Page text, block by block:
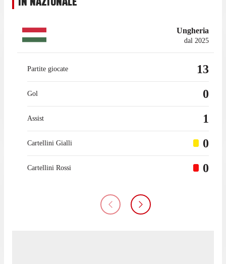
Ungheria
dal 2025
Partite giocate 13
Gol 0
Assist 1
Cartellini Gialli 0
Cartellini Rossi 0